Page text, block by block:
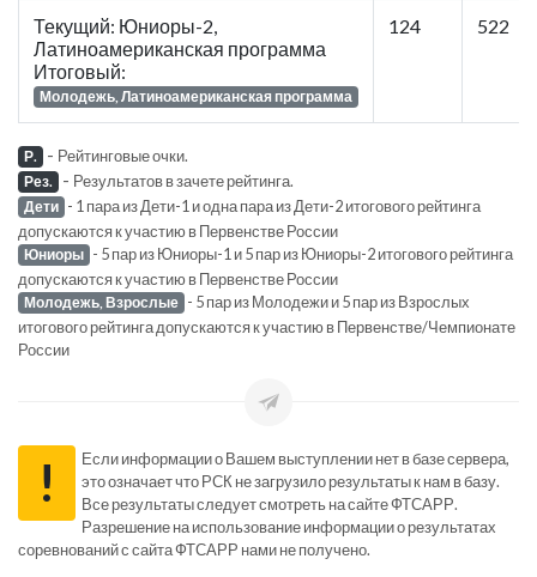
Текущий: Юниоры-2,
Латиноамериканская программа
Итоговый:
Молодежь, Латиноамериканская программа
124 522
Р. - Рейтинговые очки.
Рез. - Результатов в зачете рейтинга.
Дети - 1 пара из Дети-1 и одна пара из Дети-2 итогового рейтинга
допускаются к участию в Первенстве России
Юниоры - 5 пар из Юниоры-1 и 5 пар из Юниоры-2 итогового рейтинга
допускаются к участию в Первенстве России
Молодежь, Взрослые - 5 пар из Молодежи и 5 пар из Взрослых
итогового рейтинга допускаются к участию в Первенстве/Чемпионате
России
!
Если информации о Вашем выступлении нет в базе сервера,
это означает что РСК не загрузило результаты к нам в базу.
Все результаты следует смотреть на сайте ФТСАРР.
Разрешение на использование информации о результатах
соревнований с сайта ФТСАРР нами не получено.